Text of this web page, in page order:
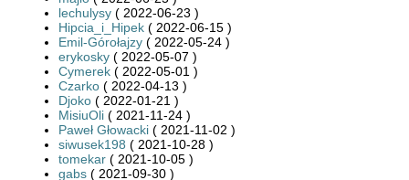
lechulysy ( 2022-06-23 )
Hipcia_i_Hipek ( 2022-06-15 )
Emil-Górołajzy ( 2022-05-24 )
erykosky ( 2022-05-07 )
Cymerek ( 2022-05-01 )
Czarko ( 2022-04-13 )
Djoko ( 2022-01-21 )
MisiuOli ( 2021-11-24 )
Paweł Głowacki ( 2021-11-02 )
siwusek198 ( 2021-10-28 )
tomekar ( 2021-10-05 )
gabs ( 2021-09-30 )